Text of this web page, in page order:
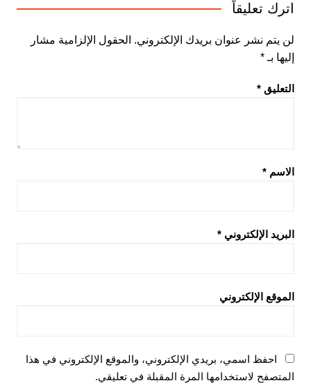
اترك تعليقاً
لن يتم نشر عنوان بريدك الإلكتروني. الحقول الإلزامية مشار
إليها بـ *
التعليق *
الاسم *
البريد الإلكتروني *
الموقع الإلكتروني
احفظ اسمي، بريدي الإلكتروني، والموقع الإلكتروني في هذا
المتصفح لاستخدامها المرة المقبلة في تعليقي.